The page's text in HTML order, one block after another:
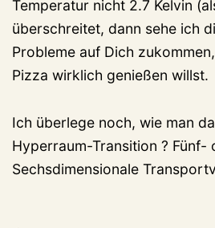
Temperatur nicht 2.7 Kelvin
überschreitet, dann sehe ich
Probleme auf Dich
Pizza wirklich genießen willst.
Ich überlege noch, wie man
Hyperraum-Transition ? Fünf-
Sechsdimensionale